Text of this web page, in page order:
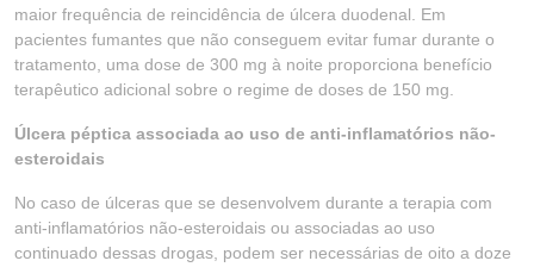
maior frequência de reincidência de úlcera duodenal. Em
pacientes fumantes que não conseguem evitar fumar durante o
tratamento, uma dose de 300 mg à noite proporciona benefício
terapêutico adicional sobre o regime de doses de 150 mg.
Úlcera péptica associada ao uso de anti-inflamatórios não-
esteroidais
No caso de úlceras que se desenvolvem durante a terapia com
anti-inflamatórios não-esteroidais ou associadas ao uso
continuado dessas drogas, podem ser necessárias de oito a doze